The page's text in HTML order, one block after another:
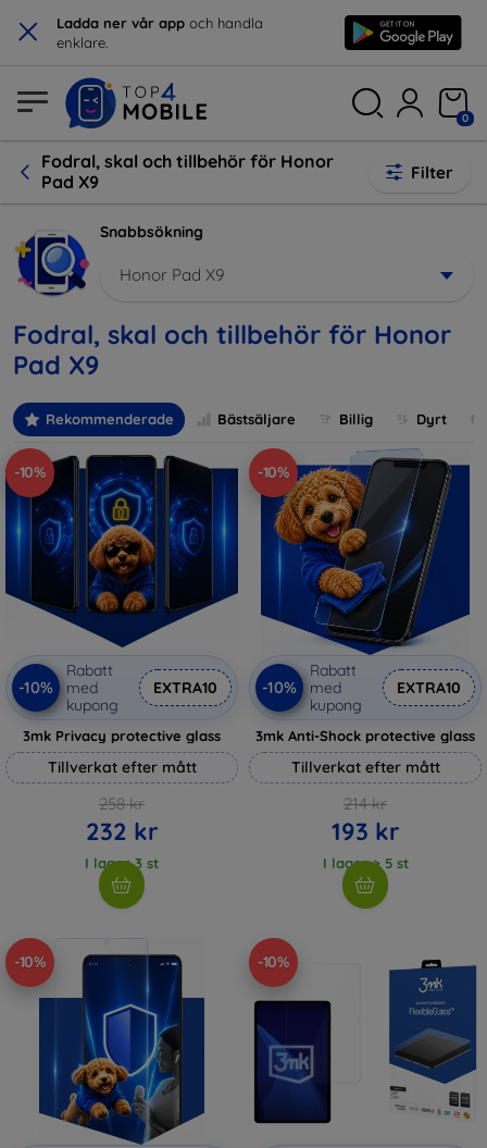
× Ladda ner vår app och handla
enklare.
0
Fodral, skal och tillbehör för Honor
Pad X9
Filter
Snabbsökning
Honor Pad X9
Fodral, skal och tillbehör för Honor
Pad X9
Rekommenderade Bästsäljare Billig Dyrt
-10%
-10%
Rabatt
med
kupong
EXTRA10
3mk Privacy protective glass
Tillverkat efter mått
258 kr
232 kr
I lager 3 st
-10%
-10%
Rabatt
med
kupong
EXTRA10
3mk Anti-Shock protective glass
Tillverkat efter mått
214 kr
193 kr
I lager > 5 st
-10% -10%